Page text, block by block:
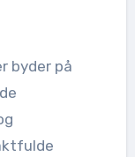
byder på